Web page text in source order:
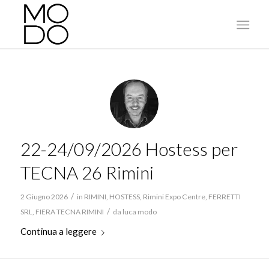
22-24/09/2026 Hostess per
TECNA 26 Rimini
2 Giugno 2026 / in RIMINI, HOSTESS, Rimini Expo Centre, FERRETTI
SRL, FIERA TECNA RIMINI / da luca modo
Continua a leggere